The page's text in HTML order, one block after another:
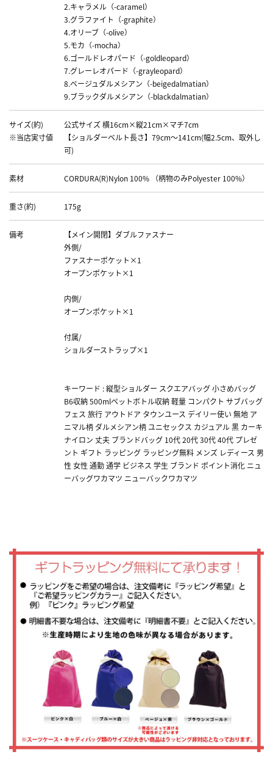
2.キャラメル（-caramel）
3.グラファイト（-graphite）
4.オリーブ（-olive）
5.モカ（-mocha）
6.ゴールドレオパード（-goldleopard）
7.グレーレオパード（-grayleopard）
8.ベージュダルメシアン（-beigedalmatian）
9.ブラックダルメシアン（-blackdalmatian）
サイズ(約)
※当店実寸値
公式サイズ 横16cm×縦21cm×マチ7cm
【ショルダーベルト長さ】79cm～141cm(幅2.5cm、取外し
可)
素材 CORDURA(R)Nylon 100% （柄物のみPolyester 100%）
重さ(約) 175g
備考
【メイン開閉】ダブルファスナー
外側/
ファスナーポケット×1
オープンポケット×1
内側/
オープンポケット×1
付属/
ショルダーストラップ×1
キーワード : 縦型ショルダー スクエアバッグ 小さめバッグ
B6収納 500mlペットボトル収納 軽量 コンパクト サブバッグ
フェス 旅行 アウトドア タウンユース デイリー使い 無地 ア
ニマル柄 ダルメシアン柄 ユニセックス カジュアル 黒 カーキ
ナイロン 丈夫 ブランドバッグ 10代 20代 30代 40代 プレゼ
ント ギフト ラッピング ラッピング無料 メンズ レディース 男
性 女性 通勤 通学 ビジネス 学生 ブランド ポイント消化 ニュ
ーバッグワカマツ ニューバックワカマツ